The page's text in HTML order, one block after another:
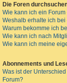
Die Foren
Wie kann ich ein
Weshalb erhalte ich
Warum bekomme ich
Wie kann ich nach
Wie kann ich meine
Abonnements und
Was ist der
Forum?